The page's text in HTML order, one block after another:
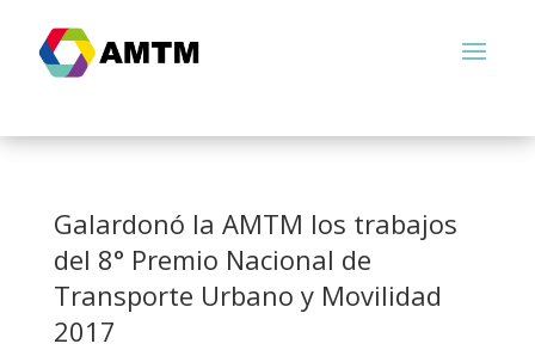
Galardonó la AMTM los trabajos
del 8° Premio Nacional de
Transporte Urbano y Movilidad
2017